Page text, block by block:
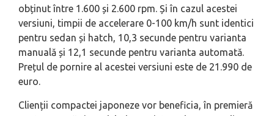
obținut între 1.600 și 2.600 rpm. Și în cazul acestei
versiuni, timpii de accelerare 0-100 km/h sunt identici
pentru sedan și hatch, 10,3 secunde pentru varianta
manuală și 12,1 secunde pentru varianta automată.
Prețul de pornire al acestei versiuni este de 21.990 de
euro.
Clienții compactei japoneze vor beneficia, în premieră